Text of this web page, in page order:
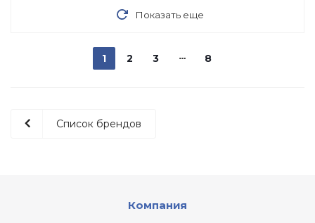
Показать еще
1 2 3 8
Список брендов
Компания